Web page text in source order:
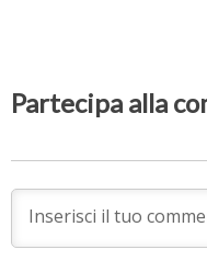
Partecipa alla